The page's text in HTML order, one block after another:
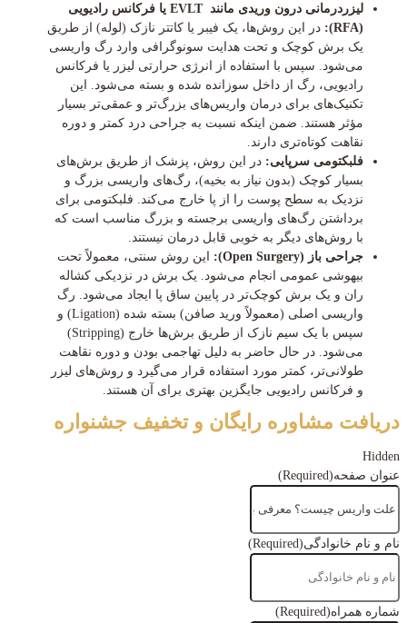
لیزردرمانی درون وریدی مانند EVLT یا فرکانس رادیویی
(RFA):
در این روش‌ها، یک فیبر یا کاتتر نازک (لوله) از طریق
یک برش کوچک و تحت هدایت سونوگرافی وارد رگ واریسی
می‌شود. سپس با استفاده از انرژی حرارتی لیزر یا فرکانس
رادیویی، رگ از داخل سوزانده شده و بسته می‌شود. این
تکنیک‌های برای درمان واریس‌های بزرگ‌تر و عمقی‌تر بسیار
مؤثر هستند. ضمن اینکه نسبت به جراحی درد کمتر و دوره
نقاهت کوتاه‌تری دارند.
فلبکتومی سرپایی: در این روش، پزشک از طریق برش‌های
بسیار کوچک (بدون نیاز به بخیه)، رگ‌های واریسی بزرگ و
نزدیک به سطح پوست را از پا خارج می‌کند. فلبکتومی برای
برداشتن رگ‌های واریسی برجسته و بزرگ مناسب است که
با روش‌های دیگر به خوبی قابل درمان نیستند.
جراحی باز (Open Surgery):
این روش سنتی، معمولاً تحت
بیهوشی عمومی انجام می‌شود. یک برش در نزدیکی کشاله
ران و یک برش کوچک‌تر در پایین ساق پا ایجاد می‌شود. رگ
واریسی اصلی (معمولاً ورید صافن) بسته شده (Ligation) و
سپس با یک سیم نازک از طریق برش‌ها خارج (Stripping)
می‌شود. در حال حاضر به دلیل تهاجمی بودن و دوره نقاهت
طولانی‌تر، کمتر مورد استفاده قرار می‌گیرد و روش‌های لیزر
و فرکانس رادیویی جایگزین بهتری برای آن هستند.
دریافت مشاوره رایگان و تخفیف جشنواره
Hidden
عنوان صفحه(Required)
نام و نام خانوادگی(Required)
شماره همراه(Required)